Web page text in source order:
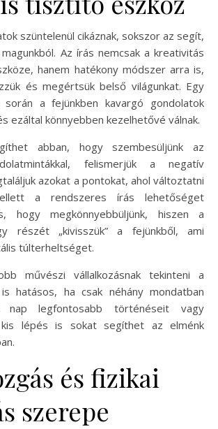
szüntelenül cikáznak, sokszor az segít,
Az írás nemcsak a kreativitás
hanem hatékony módszer arra is,
és megértsük belső világunkat. Egy
a fejünkben kavargó gondolatok
ezáltal könnyebben kezelhetővé válnak.
abban, hogy szembesüljünk az
felismerjük a negatív
azokat a pontokat, ahol változtatni
a rendszeres írás lehetőséget
hogy megkönnyebbüljünk, hiszen a
részét „kivisszük” a fejünkből, ami
túlterheltséget.
művészi vállalkozásnak tekinteni a
hatásos, ha csak néhány mondatban
nap legfontosabb történéseit vagy
lépés is sokat segíthet az elménk
és fizikai
szerepe